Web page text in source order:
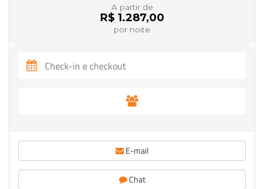
A partir de
R$ 1.287,00
por noite
E-mail
Chat